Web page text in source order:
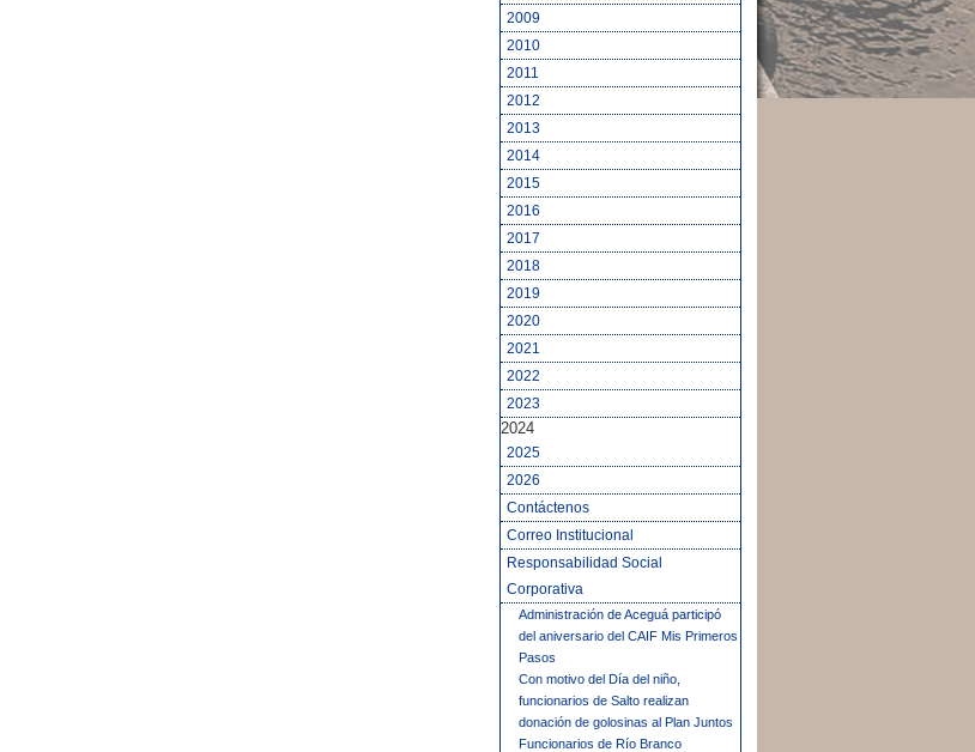
2009
2010
2011
2012
2013
2014
2015
2016
2017
2018
2019
2020
2021
2022
2023
2024
2025
2026
Contáctenos
Correo Institucional
Responsabilidad Social
Corporativa
Administración de Aceguá participó
del aniversario del CAIF Mis Primeros
Pasos
Con motivo del Día del niño,
funcionarios de Salto realizan
donación de golosinas al Plan Juntos
Funcionarios de Río Branco